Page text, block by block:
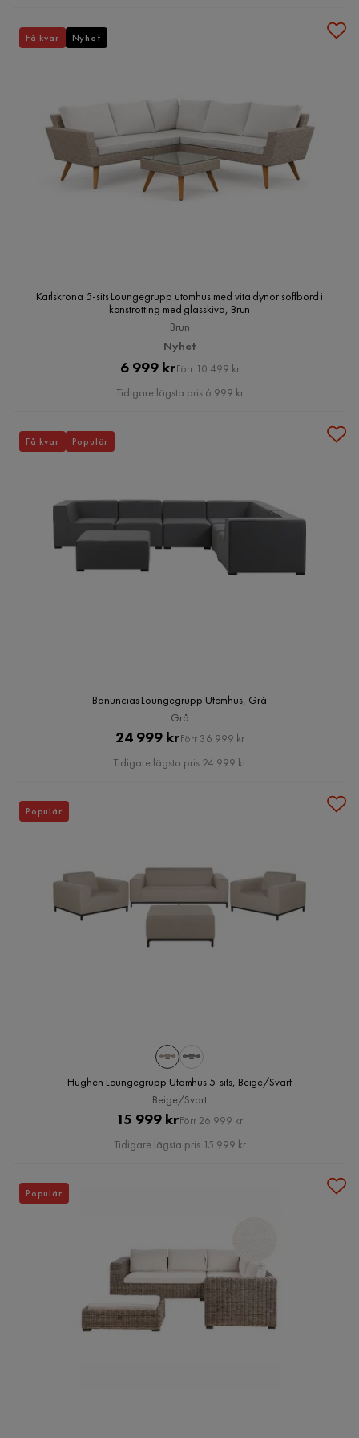
Karlskrona 5-sits Loungegrupp utomhus med vita dynor soffbord i
konstrotting med glasskiva, Brun
Brun
Nyhet
Pris
6 999 krOriginal
Pris
Förr 10 499 kr
Tidigare lägsta pris 6 999 kr
Få kvar Nyhet
Banuncias Loungegrupp Utomhus, Grå
Grå
Pris
24 999 krOriginal
Pris
Förr 36 999 kr
Tidigare lägsta pris 24 999 kr
Få kvar Populär
Hughen Loungegrupp Utomhus 5-sits, Beige/Svart
Beige/Svart
Pris
15 999 krOriginal
Pris
Förr 26 999 kr
Tidigare lägsta pris 15 999 kr
Populär
Populär